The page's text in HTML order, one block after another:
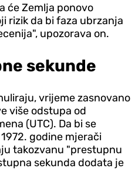
će Zemlja ponovo
rizik da bi faza ubrzanja
upozorava on.
sekunde
vrijeme zasnovano
više odstupa od
(UTC). Da bi se
godine mjerači
takozvanu "prestupnu
sekunda dodata je